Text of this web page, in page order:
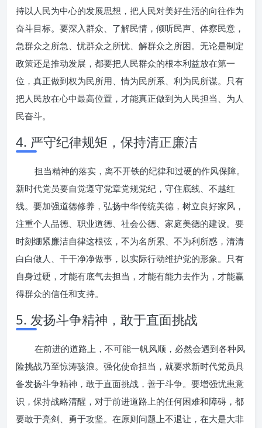
持以人民为中心的发展思想，把人民对美好生活的向往作为
奋斗目标。要深入群众、了解民情，倾听民声、体察民意，
急群众之所急、忧群众之所忧、解群众之所困。无论是制定
政策还是推动发展，都要把人民群众的根本利益放在第一
位，真正做到权为民所用、情为民所系、利为民所谋。只有
把人民放在心中最高位置，才能真正做到为人民担当、为人
民奋斗。
4. 严守纪律规矩，保持清正廉洁
担当精神的落实，离不开铁的纪律和过硬的作风保障。
新时代党员要自觉遵守党章党规党纪，守住底线、不越红
线。要加强道德修养，弘扬中华传统美德，树立良好家风，
注重个人品德、职业道德、社会公德、家庭美德的建设。要
时刻绷紧廉洁自律这根弦，不为名所累、不为利所惑，清清
白白做人、干干净净做事，以实际行动维护党的形象。只有
自身过硬，才能有底气去担当，才能有能力去作为，才能赢
得群众的信任和支持。
5. 发扬斗争精神，敢于直面挑战
在前进的道路上，不可能一帆风顺，必然会遇到各种风
险挑战乃至惊涛骇浪。强化使命担当，就要求新时代党员具
备发扬斗争精神，敢于直面挑战，善于斗争。要增强忧患意
识，保持战略清醒，对于前进道路上的任何困难和障碍，都
要敢于亮剑、勇于攻坚。在原则问题上不退让，在大是大非